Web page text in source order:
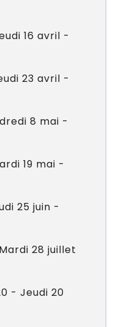
16 avril -
23 avril -
8 mai -
19 mai -
25 juin -
28 juillet
- Jeudi 20